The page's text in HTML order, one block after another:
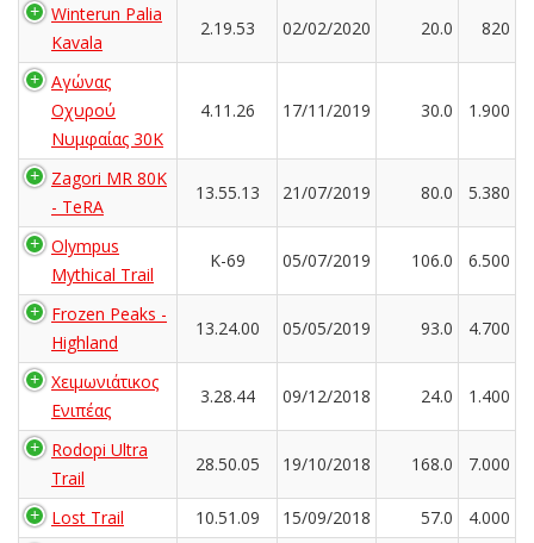
Winterun Palia
Kavala
2.19.53 02/02/2020 20.0 820
Αγώνας
Οχυρού
Νυμφαίας 30Κ
4.11.26 17/11/2019 30.0 1.900
Zagori MR 80K
- TeRA
13.55.13 21/07/2019 80.0 5.380
Olympus
Mythical Trail
K-69 05/07/2019 106.0 6.500
Frozen Peaks -
Highland
13.24.00 05/05/2019 93.0 4.700
Χειμωνιάτικος
Ενιπέας
3.28.44 09/12/2018 24.0 1.400
Rodopi Ultra
Trail
28.50.05 19/10/2018 168.0 7.000
Lost Trail 10.51.09 15/09/2018 57.0
4.000